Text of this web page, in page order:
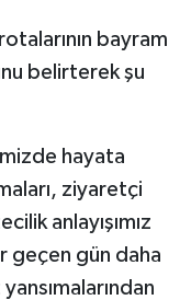
bayram
belirterek şu
hayata
ziyaretçi
anlayışımız
geçen gün daha